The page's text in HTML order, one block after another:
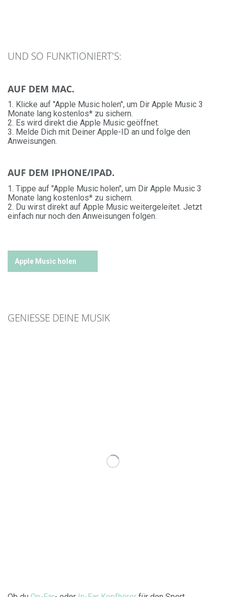
UND SO FUNKTIONIERT'S:
AUF DEM MAC.
1. Klicke auf "Apple Music holen", um Dir Apple Music 3
Monate lang kostenlos* zu sichern.
2. Es wird direkt die Apple Music geöffnet.
3. Melde Dich mit Deiner Apple-ID an und folge den
Anweisungen.
AUF DEM IPHONE/IPAD.
1. Tippe auf "Apple Music holen", um Dir Apple Music 3
Monate lang kostenlos* zu sichern.
2. Du wirst direkt auf Apple Music weitergeleitet. Jetzt
einfach nur noch den Anweisungen folgen.
Apple Music holen
GENIESSE DEINE MUSIK